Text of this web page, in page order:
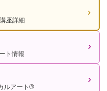
座詳細
ト情報
ルアート®